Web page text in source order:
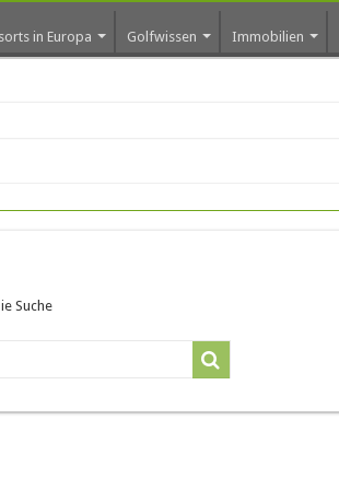
in Europa Golfwissen Immobilien
Suche